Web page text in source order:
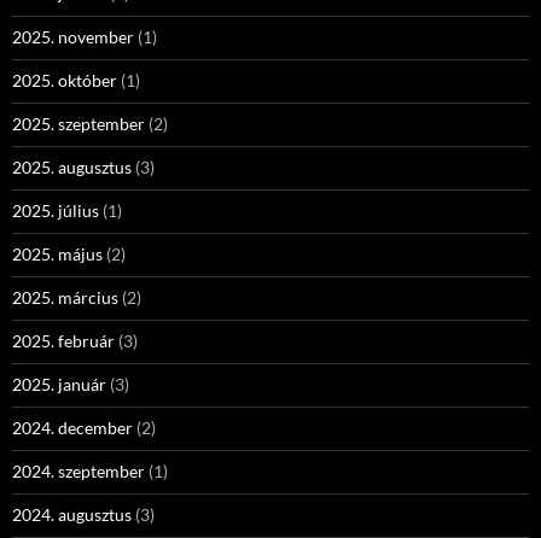
2025. november (1)
2025. október (1)
2025. szeptember (2)
2025. augusztus (3)
2025. július (1)
2025. május (2)
2025. március (2)
2025. február (3)
2025. január (3)
2024. december (2)
2024. szeptember (1)
2024. augusztus (3)